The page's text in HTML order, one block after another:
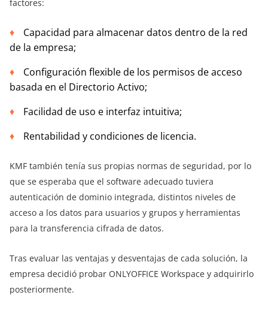
factores:
Capacidad para almacenar datos dentro de la red
de la empresa;
Configuración flexible de los permisos de acceso
basada en el Directorio Activo;
Facilidad de uso e interfaz intuitiva;
Rentabilidad y condiciones de licencia.
KMF también tenía sus propias normas de seguridad, por lo
que se esperaba que el software adecuado tuviera
autenticación de dominio integrada, distintos niveles de
acceso a los datos para usuarios y grupos y herramientas
para la transferencia cifrada de datos.
Tras evaluar las ventajas y desventajas de cada solución, la
empresa decidió probar ONLYOFFICE Workspace y adquirirlo
posteriormente.